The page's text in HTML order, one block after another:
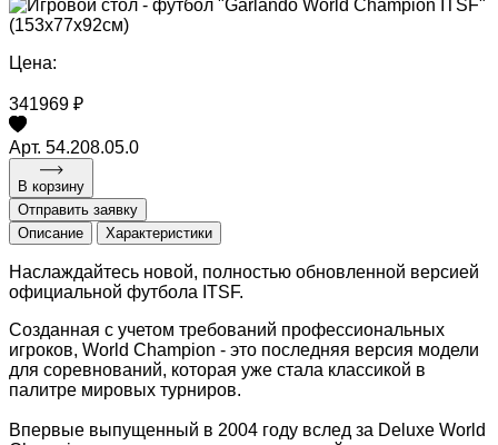
Цена:
341969 ₽
Арт. 54.208.05.0
В корзину
Отправить заявку
Описание
Характеристики
Наслаждайтесь новой, полностью обновленной версией
официальной футбола ITSF.
Созданная с учетом требований профессиональных
игроков, World Champion - это последняя версия модели
для соревнований, которая уже стала классикой в
палитре мировых турниров.
Впервые выпущенный в 2004 году вслед за Deluxe World